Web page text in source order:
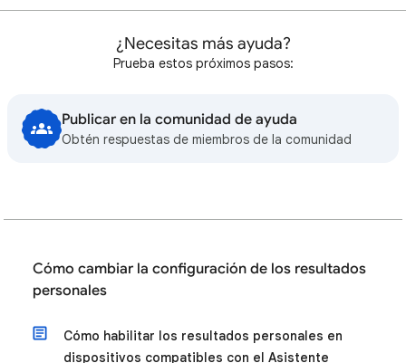
¿Necesitas más ayuda?
Prueba estos próximos pasos:
Publicar en la comunidad de ayuda
Obtén respuestas de miembros de la comunidad
Cómo cambiar la configuración de los resultados
personales
Cómo habilitar los resultados personales en
dispositivos compatibles con el Asistente